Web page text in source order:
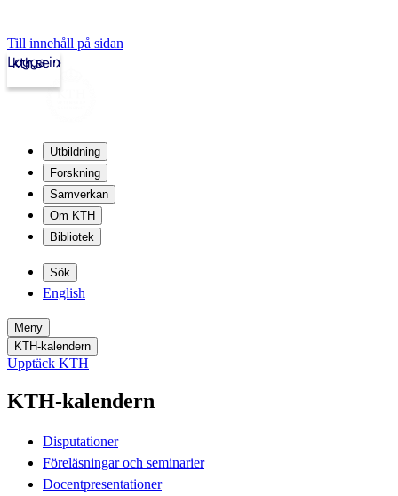
Till innehåll på sidan
kth.se
Logga in
Utbildning
Forskning
Samverkan
Om KTH
Bibliotek
Sök
English
Meny
KTH-kalendern
Upptäck KTH
KTH-kalendern
Disputationer
Föreläsningar och seminarier
Docentpresentationer